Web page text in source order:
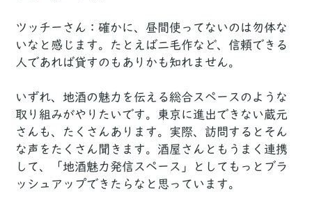
ツッチーさん：確かに、昼間使ってないのは勿体な
いなと感じます。たとえば二毛作など、信頼できる
人であれば貸すのもありかも知れません。
いずれ、地酒の魅力を伝える総合スペースのような
取り組みがやりたいです。東京に進出できない蔵元
さんも、たくさんあります。実際、訪問するとそん
な声をたくさん聞きます。酒屋さんともうまく連携
して、「地酒魅力発信スペース」としてもっとブラ
ッシュアップできたらなと思っています。